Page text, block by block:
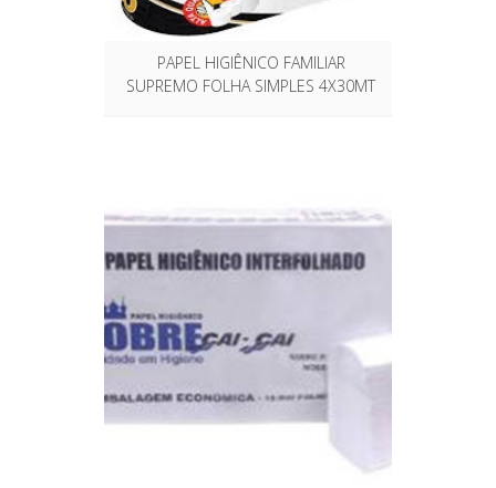
PAPEL HIGIÊNICO FAMILIAR
SUPREMO FOLHA SIMPLES 4X30MT